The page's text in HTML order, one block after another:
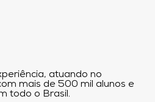
atuando no
mais de 500 mil alunos e
todo o Brasil.